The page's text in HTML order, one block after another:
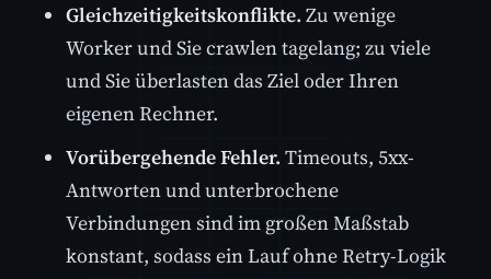
Gleichzeitigkeitskonflikte. Zu wenige
Worker und Sie crawlen tagelang; zu viele
und Sie überlasten das Ziel oder Ihren
eigenen Rechner.
Vorübergehende Fehler. Timeouts, 5xx-
Antworten und unterbrochene
Verbindungen sind im großen Maßstab
konstant, sodass ein Lauf ohne Retry-Logik